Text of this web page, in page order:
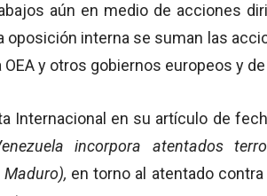
aún en medio de acciones
oposición interna se suman las
y otros gobiernos europeos y
Internacional en su artículo de
incorpora atentados
en torno al atentado